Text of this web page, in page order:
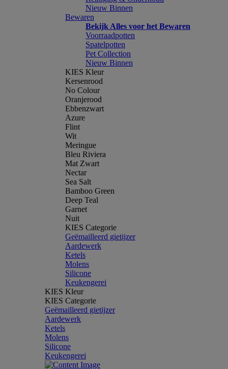
Nieuw Binnen
Bewaren
Bekijk Alles voor het Bewaren
Voorraadpotten
Spatelpotten
Pet Collection
Nieuw Binnen
KIES Kleur
Kersenrood
No Colour
Oranjerood
Ebbenzwart
Azure
Flint
Wit
Meringue
Bleu Riviera
Mat Zwart
Nectar
Sea Salt
Bamboo Green
Deep Teal
Garnet
Nuit
KIES Categorie
Geëmailleerd gietijzer
Aardewerk
Ketels
Molens
Silicone
Keukengerei
KIES Kleur
KIES Categorie
Geëmailleerd gietijzer
Aardewerk
Ketels
Molens
Silicone
Keukengerei